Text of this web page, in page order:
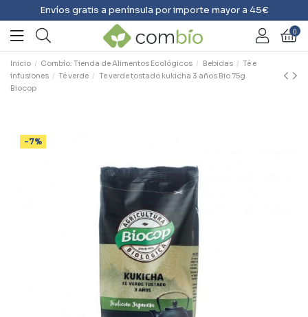
Envíos gratis a península por importe mayor a 45€
0
Inicio Combío: Tienda de Alimentos Ecológicos Bebidas
Té e
infusiones
Té verde
Te verde tostado kukicha 3 años Bio 75g
Biocop
-7%